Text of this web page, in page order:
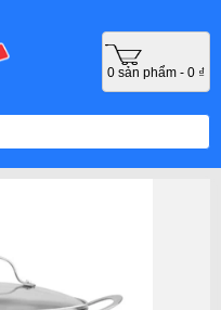
0 sản phẩm - 0 ₫